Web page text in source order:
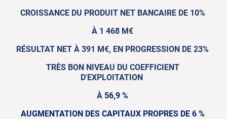
CROISSANCE DU PRODUIT NET BANCAIRE DE 10%
À 1 468 M€
RÉSULTAT NET À 391 M€, EN PROGRESSION DE 23%
TRÈS BON NIVEAU DU COEFFICIENT
D'EXPLOITATION
À 56,9 %
AUGMENTATION DES CAPITAUX PROPRES DE 6 %